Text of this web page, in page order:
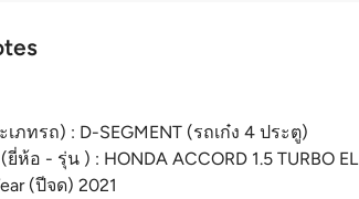
เภทรถ) : D-SEGMENT (รถเก๋ง 4 ประตู)
ยี่ห้อ - รุ่น ) : HONDA ACCORD 1.5 TURBO EL
(ปีจด) 2021